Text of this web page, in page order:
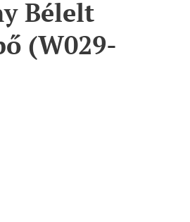
Bélelt
(W029-